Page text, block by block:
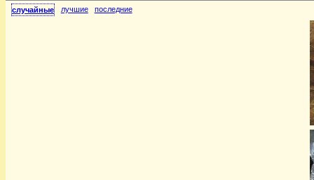
случайные лучшие последние